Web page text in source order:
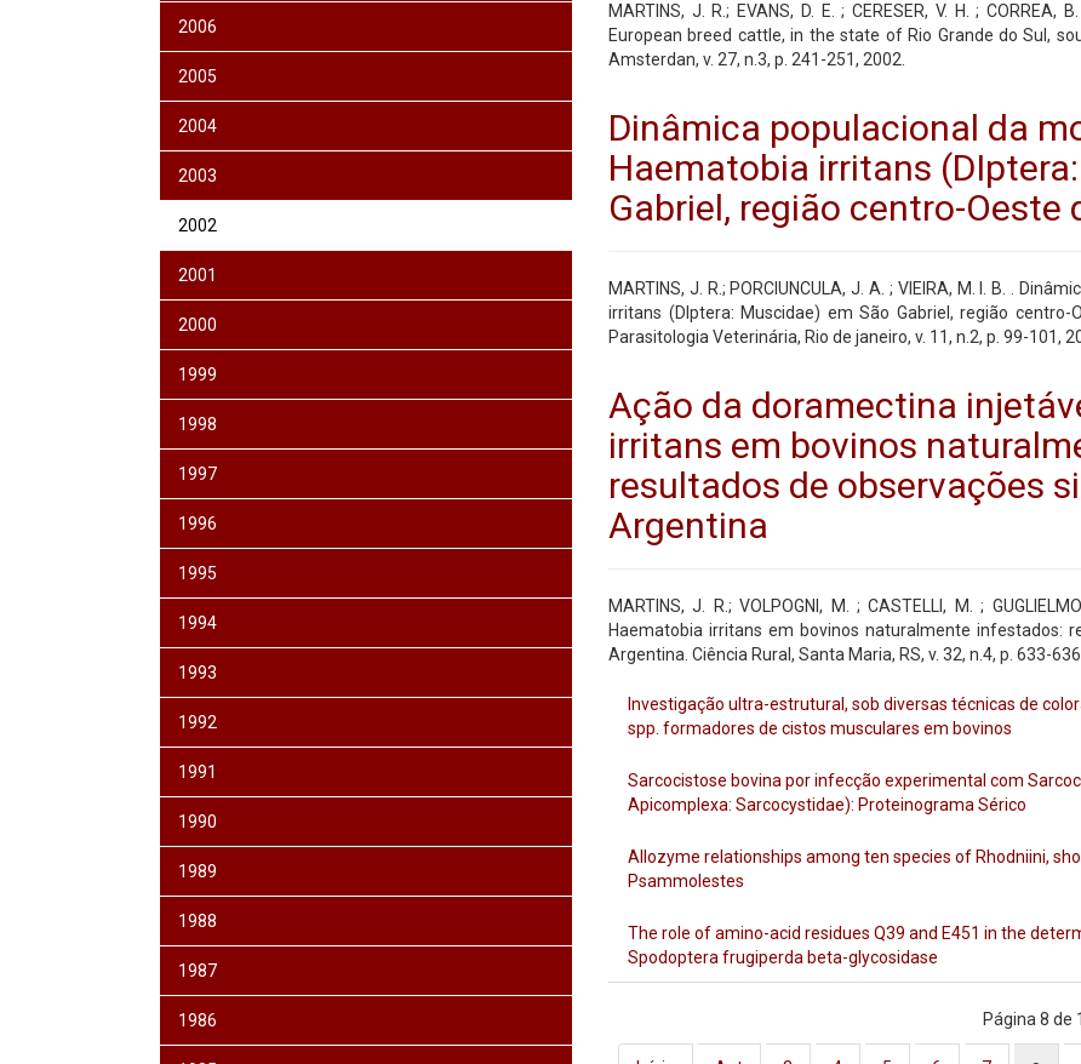
2006
2005
2004
2003
2002
2001
2000
1999
1998
1997
1996
1995
1994
1993
1992
1991
1990
1989
1988
1987
1986
MARTINS, J. R.; EVANS, D. E. ; CERESER, V. H. ;
European breed cattle, in the state of Rio Grande do Sul,
Amsterdan, v. 27, n.3, p. 241-251, 2002.
Dinâmica populacional da
Haematobia irritans
Gabriel, região centro-Oeste
MARTINS, J. R.; PORCIUNCULA, J. A. ; VIEIRA, M. I. B. .
irritans (DIptera: Muscidae) em São Gabriel, região
Parasitologia Veterinária, Rio de janeiro, v. 11, n.2, p. 99-101,
Ação da doramectina
irritans em bovinos
resultados de observações
Argentina
MARTINS, J. R.; VOLPOGNI, M. ; CASTELLI, M. ;
Haematobia irritans em bovinos naturalmente infestados:
Argentina. Ciência Rural, Santa Maria, RS, v. 32, n.4, p. 633-
Investigação ultra-estrutural, sob diversas técnicas de
spp. formadores de cistos musculares em bovinos
Sarcocistose bovina por infecção experimental com
Apicomplexa: Sarcocystidae): Proteinograma Sérico
Allozyme relationships among ten species of Rhodniini,
Psammolestes
The role of amino-acid residues Q39 and E451 in the
Spodoptera frugiperda beta-glycosidase
Página 8 de